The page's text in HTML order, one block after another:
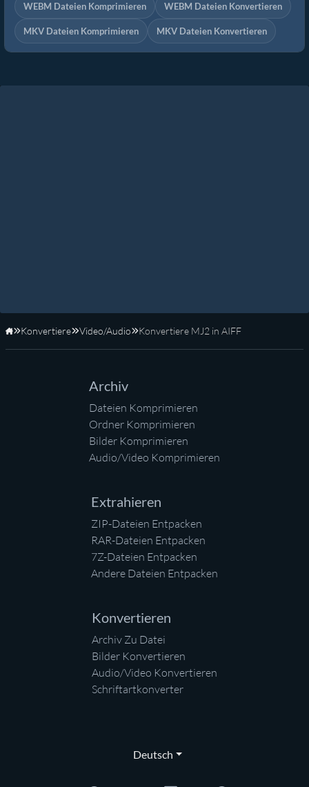
WEBM Dateien Komprimieren WEBM Dateien Konvertieren
MKV Dateien Komprimieren MKV Dateien Konvertieren
Startseite
Konvertiere Video/Audio Konvertiere MJ2 in AIFF
Archiv
Dateien Komprimieren
Ordner Komprimieren
Bilder Komprimieren
Audio/Video Komprimieren
Extrahieren
ZIP-Dateien Entpacken
RAR-Dateien Entpacken
7Z-Dateien Entpacken
Andere Dateien Entpacken
Konvertieren
Archiv Zu Datei
Bilder Konvertieren
Audio/Video Konvertieren
Schriftartkonverter
Deutsch